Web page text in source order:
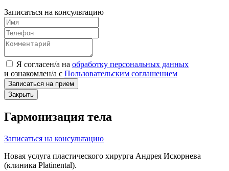
Записаться на консультацию
Я согласен/а на обработку персональных данных
и ознакомлен/а с Пользовательским соглашением
Записаться на прием
Закрыть
Гармонизация тела
Записаться на консультацию
Новая услуга пластического хирурга Андрея Искорнева
(клиника Platinental).